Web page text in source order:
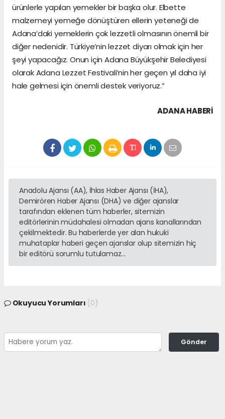
ürünlerle yapılan yemekler bir başka olur. Elbette
malzemeyi yemeğe dönüştüren ellerin yeteneği de
Adana’daki yemeklerin çok lezzetli olmasının önemli bir
diğer nedenidir. Türkiye’nin lezzet diyarı olmak için her
şeyi yapacağız. Onun için Adana Büyükşehir Belediyesi
olarak Adana Lezzet Festivali’nin her geçen yıl daha iyi
hale gelmesi için önemli destek veriyoruz.”
ADANA HABERİ
Anadolu Ajansı (AA), İhlas Haber Ajansı (İHA),
Demirören Haber Ajansı (DHA) ve diğer ajanslar
tarafından eklenen tüm haberler, sitemizin
editörlerinin müdahalesi olmadan ajans kanallarından
çekilmektedir. Bu haberlerde yer alan hukuki
muhataplar haberi geçen ajanslar olup sitemizin hiç
bir editörü sorumlu tutulamaz...
Okuyucu Yorumları (0)
Gönder